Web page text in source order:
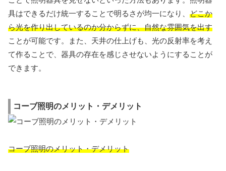
具はできるだけ統一することで明るさが均一になり、 どこか
ら光を作り出しているのか分からずに、自然な雰囲気を出す
ことが可能です。また、天井の仕上げも、光の反射率を考え
て作ることで、器具の存在を感じさせないようにすることが
できます。
コーブ照明のメリット・デメリット
コーブ照明のメリット・デメリット